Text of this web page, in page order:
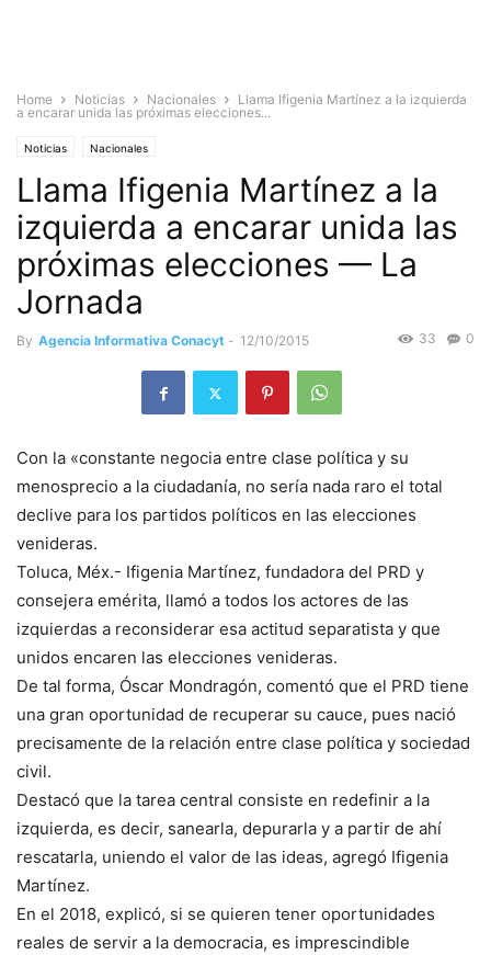
Home Noticias Nacionales
Llama Ifigenia Martínez a la izquierda
a encarar unida las próximas elecciones...
Noticias Nacionales
Llama Ifigenia Martínez a la
izquierda a encarar unida las
próximas elecciones — La
Jornada
By Agencia Informativa Conacyt - 12/10/2015 0
33
Con la «constante negocia entre clase política y su
menosprecio a la ciudadanía, no sería nada raro el total
declive para los partidos políticos en las elecciones
venideras.
Toluca, Méx.- Ifigenia Martínez, fundadora del PRD y
consejera emérita, llamó a todos los actores de las
izquierdas a reconsiderar esa actitud separatista y que
unidos encaren las elecciones venideras.
De tal forma, Óscar Mondragón, comentó que el PRD tiene
una gran oportunidad de recuperar su cauce, pues nació
precisamente de la relación entre clase política y sociedad
civil.
Destacó que la tarea central consiste en redefinir a la
izquierda, es decir, sanearla, depurarla y a partir de ahí
rescatarla, uniendo el valor de las ideas, agregó Ifigenia
Martínez.
En el 2018, explicó, si se quieren tener oportunidades
reales de servir a la democracia, es imprescindible